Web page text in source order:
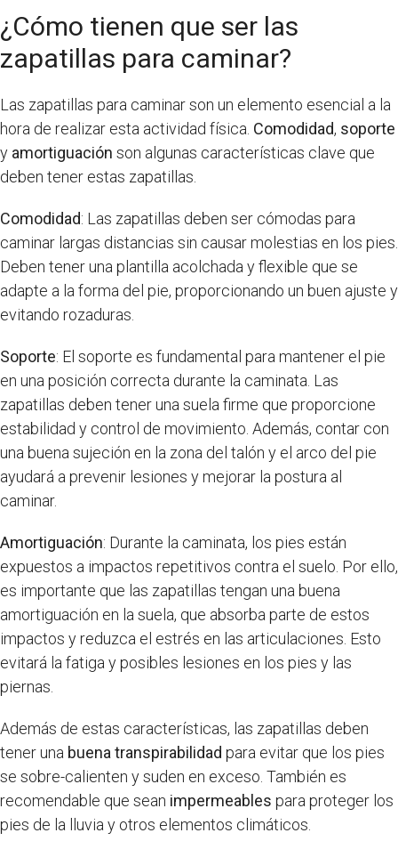
¿Cómo tienen que ser las
zapatillas para caminar?
Las zapatillas para caminar son un elemento esencial a la
hora de realizar esta actividad física. Comodidad, soporte
y amortiguación son algunas características clave que
deben tener estas zapatillas.
Comodidad: Las zapatillas deben ser cómodas para
caminar largas distancias sin causar molestias en los pies.
Deben tener una plantilla acolchada y flexible que se
adapte a la forma del pie, proporcionando un buen ajuste y
evitando rozaduras.
Soporte: El soporte es fundamental para mantener el pie
en una posición correcta durante la caminata. Las
zapatillas deben tener una suela firme que proporcione
estabilidad y control de movimiento. Además, contar con
una buena sujeción en la zona del talón y el arco del pie
ayudará a prevenir lesiones y mejorar la postura al
caminar.
Amortiguación: Durante la caminata, los pies están
expuestos a impactos repetitivos contra el suelo. Por ello,
es importante que las zapatillas tengan una buena
amortiguación en la suela, que absorba parte de estos
impactos y reduzca el estrés en las articulaciones. Esto
evitará la fatiga y posibles lesiones en los pies y las
piernas.
Además de estas características, las zapatillas deben
tener una buena transpirabilidad para evitar que los pies
se sobre-calienten y suden en exceso. También es
recomendable que sean impermeables para proteger los
pies de la lluvia y otros elementos climáticos.